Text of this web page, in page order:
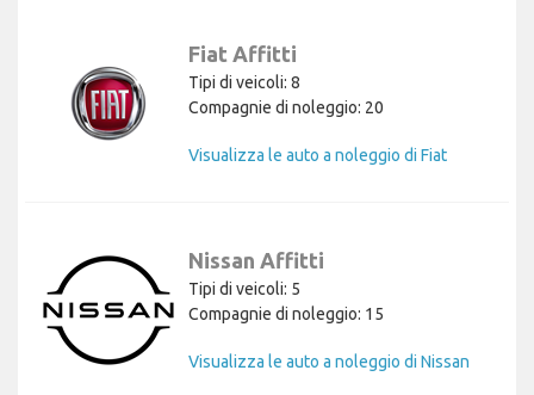
Fiat Affitti
Tipi di veicoli: 8
Compagnie di noleggio: 20
Visualizza le auto a noleggio di Fiat
Nissan Affitti
Tipi di veicoli: 5
Compagnie di noleggio: 15
Visualizza le auto a noleggio di Nissan